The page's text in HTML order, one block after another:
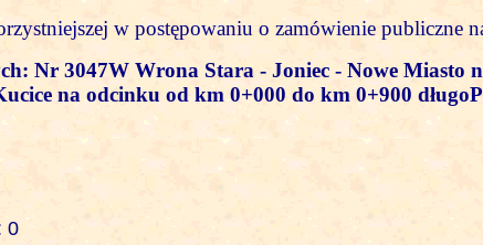
w postępowaniu o zamówienie publiczne
Nr 3047W Wrona Stara - Joniec - Nowe Miasto
na odcinku od km 0+000 do km 0+900
0